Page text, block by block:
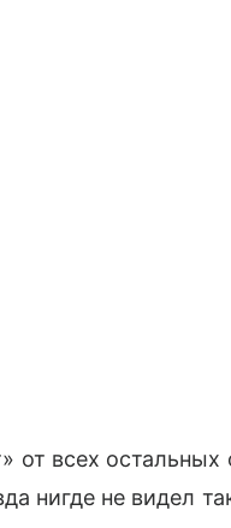
от всех остальных
нигде не видел